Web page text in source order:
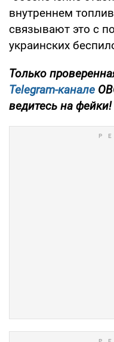
внутреннем
связывают это с
украинских
Только
Telegram-канале
ведитесь на фейки!